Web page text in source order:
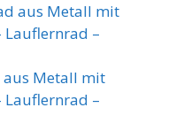
aus Metall mit
Lauflernrad –